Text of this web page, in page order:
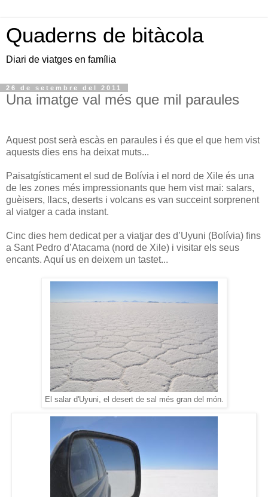
Quaderns de bitàcola
Diari de viatges en família
26 de setembre del 2011
Una imatge val més que mil paraules
Aquest post serà escàs en paraules i és que el que hem vist
aquests dies ens ha deixat muts...
Paisatgísticament el sud de Bolívia i el nord de Xile és una
de les zones més impressionants que hem vist mai: salars,
guèisers, llacs, deserts i volcans es van succeint sorprenent
al viatger a cada instant.
Cinc dies hem dedicat per a viatjar des d’Uyuni (Bolívia) fins
a Sant Pedro d’Atacama (nord de Xile) i visitar els seus
encants. Aquí us en deixem un tastet...
El salar d'Uyuni, el desert de sal més gran del món.